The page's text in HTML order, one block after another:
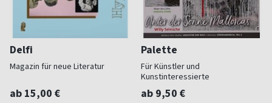
Delfi
Magazin für neue Literatur
ab 15,00 €
Palette
Für Künstler und
Kunstinteressierte
ab 9,50 €